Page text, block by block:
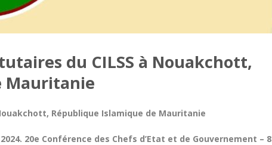
du CILSS à Nouakchott,
Mauritanie
République Islamique de Mauritanie
20e Conférence des Chefs d’Etat et de Gouvernement – 8